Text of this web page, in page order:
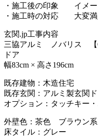
・施工後の印象 イメー
・施工時の対応 大変満
玄関.jp工事内容
三協アルミ ノバリス
ドア
幅83cm × 高さ196cm
既存建物：木造住宅
既存玄関：アルミ製玄関
オプション：タッチキー
外壁色：茶色 ブラウン系
床タイル：グレー